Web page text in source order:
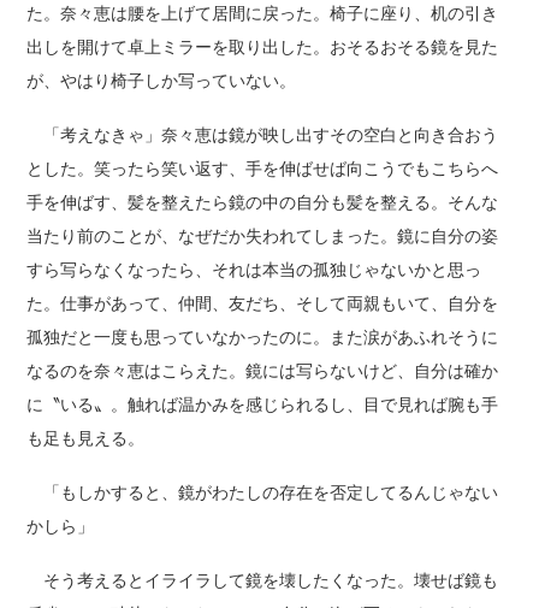
た。奈々恵は腰を上げて居間に戻った。椅子に座り、机の引き
出しを開けて卓上ミラーを取り出した。おそるおそる鏡を見た
が、やはり椅子しか写っていない。
「考えなきゃ」奈々恵は鏡が映し出すその空白と向き合おう
とした。笑ったら笑い返す、手を伸ばせば向こうでもこちらへ
手を伸ばす、髪を整えたら鏡の中の自分も髪を整える。そんな
当たり前のことが、なぜだか失われてしまった。鏡に自分の姿
すら写らなくなったら、それは本当の孤独じゃないかと思っ
た。仕事があって、仲間、友だち、そして両親もいて、自分を
孤独だと一度も思っていなかったのに。また涙があふれそうに
なるのを奈々恵はこらえた。鏡には写らないけど、自分は確か
に〝いる〟。触れば温かみを感じられるし、目で見れば腕も手
も足も見える。
「もしかすると、鏡がわたしの存在を否定してるんじゃない
かしら」
そう考えるとイライラして鏡を壊したくなった。壊せば鏡も